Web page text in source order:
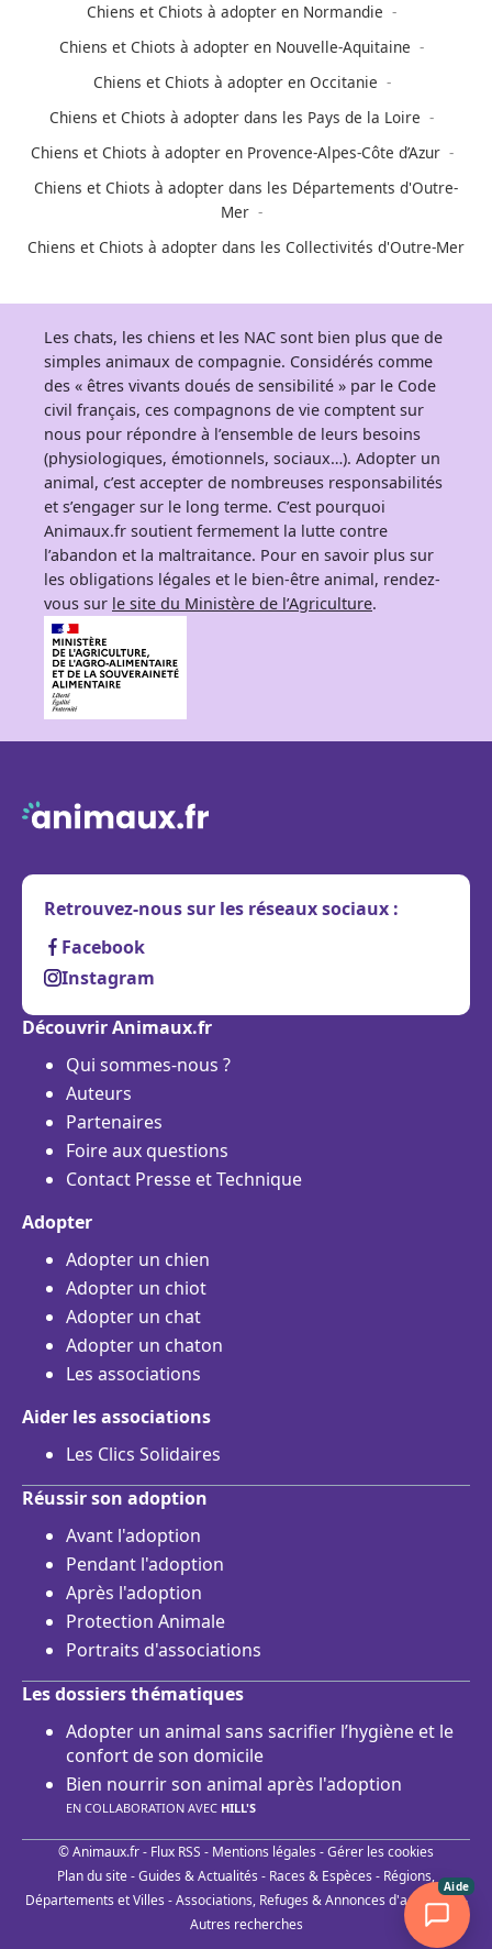
Chiens et Chiots à adopter en Normandie
Chiens et Chiots à adopter en Nouvelle-Aquitaine
Chiens et Chiots à adopter en Occitanie
Chiens et Chiots à adopter dans les Pays de la Loire
Chiens et Chiots à adopter en Provence-Alpes-Côte d’Azur
Chiens et Chiots à adopter dans les Départements d'Outre-
Mer
Chiens et Chiots à adopter dans les Collectivités d'Outre-Mer
Les chats, les chiens et les NAC sont bien plus que de
simples animaux de compagnie. Considérés comme
des « êtres vivants doués de sensibilité » par le Code
civil français, ces compagnons de vie comptent sur
nous pour répondre à l’ensemble de leurs besoins
(physiologiques, émotionnels, sociaux…). Adopter un
animal, c’est accepter de nombreuses responsabilités
et s’engager sur le long terme. C’est pourquoi
Animaux.fr soutient fermement la lutte contre
l’abandon et la maltraitance. Pour en savoir plus sur
les obligations légales et le bien-être animal, rendez-
vous sur le site du Ministère de l’Agriculture.
Retrouvez-nous sur les réseaux sociaux :
Facebook
Instagram
Découvrir Animaux.fr
Qui sommes-nous ?
Auteurs
Partenaires
Foire aux questions
Contact Presse et Technique
Adopter
Adopter un chien
Adopter un chiot
Adopter un chat
Adopter un chaton
Les associations
Aider les associations
Les Clics Solidaires
Réussir son adoption
Avant l'adoption
Pendant l'adoption
Après l'adoption
Protection Animale
Portraits d'associations
Les dossiers thématiques
Adopter un animal sans sacrifier l’hygiène et le
confort de son domicile
Bien nourrir son animal après l'adoption
EN COLLABORATION AVEC HILL'S
© Animaux.fr - Flux RSS - Mentions légales -Gérer les cookies
Plan du site-Guides & Actualités - Races & Espèces - Régions,
Départements et Villes -Associations, Refuges & Annonces d'adoptions-
Autres recherches
Aide